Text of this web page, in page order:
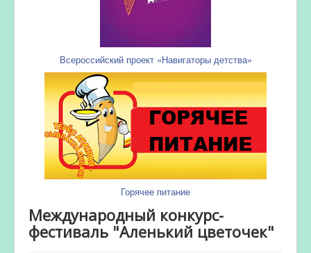
Всероссийский проект «Навигаторы детства»
Горячее питание
Международный конкурс-
фестиваль "Аленький цветочек"